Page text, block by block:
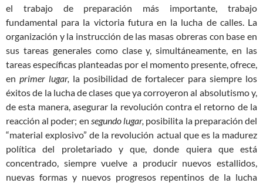
el trabajo de preparación más importante, trabajo
fundamental para la victoria futura en la lucha de calles. La
organización y la instrucción de las masas obreras con base en
sus tareas generales como clase y, simultáneamente, en las
tareas específicas planteadas por el momento presente, ofrece,
en primer lugar, la posibilidad de fortalecer para siempre los
éxitos de la lucha de clases que ya corroyeron al absolutismo y,
de esta manera, asegurar la revolución contra el retorno de la
reacción al poder; en segundo lugar, posibilita la preparación del
“material explosivo” de la revolución actual que es la madurez
política del proletariado y que, donde quiera que está
concentrado, siempre vuelve a producir nuevos estallidos,
nuevas formas y nuevos progresos repentinos de la lucha